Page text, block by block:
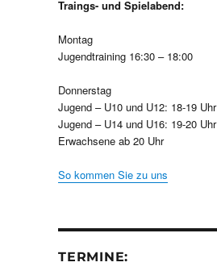
Traings- und Spielabend:
Montag
Jugendtraining 16:30 – 18:00
Donnerstag
Jugend – U10 und U12: 18-19 Uhr
Jugend – U14 und U16: 19-20 Uhr
Erwachsene ab 20 Uhr
So kommen Sie zu uns
TERMINE: